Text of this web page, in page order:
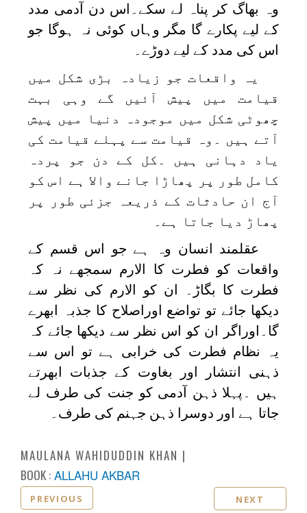
وہ بھاگ کر پناہ لے سکے۔اس دن آدمی مدد
کے لیے پکارے گا مگر وہاں کوئی نہ ہوگا جو
اس کی مدد کے لیے دوڑے۔
یہ واقعات جو زیادہ بڑی شکل میں
قیامت میں پیش آئیں گے وہی بہت
چھوٹی شکل میں موجودہ دنیا میں پیش
آتے ہیں ۔وہ قیامت سے پہلے قیامت کی
یاد دہانی ہیں ۔کل کے دن جو پردہ
کامل طور پر پھاڑا جانے والا ہے اس کو
آج ان حادثات کے ذریعہ جزئی طور پر
پھاڑ دیا جاتا ہے۔
عقلمند انسان وہ ہے جو اس قسم کے
واقعات کو فطرت کا الارم سمجھے نہ کہ
فطرت کا بگاڑ۔ ان کو الارم کی نظر سے
دیکھا جائے تو تواضع اوراصلاح کا جذبہ ابھرے
گا۔اوراگر ان کو اس نظر سے دیکھا جائے کہ
یہ نظام فطرت کی خرابی ہے تو اس سے
ذہنی انتشار اور بغاوت کے جذبات ابھرتے
ہیں ۔پہلا ذہن آدمی کو جنت کی طرف لے
جاتا ہے اور دوسرا ذہن جہنم کی طرف۔
MAULANA WAHIDUDDIN KHAN
BOOK : ALLAHU AKBAR
PREVIOUS NEXT